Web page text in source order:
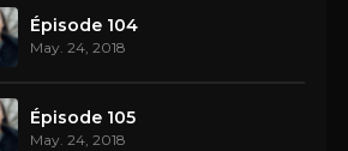
Épisode 104
May. 24, 2018
Épisode 105
May. 24, 2018